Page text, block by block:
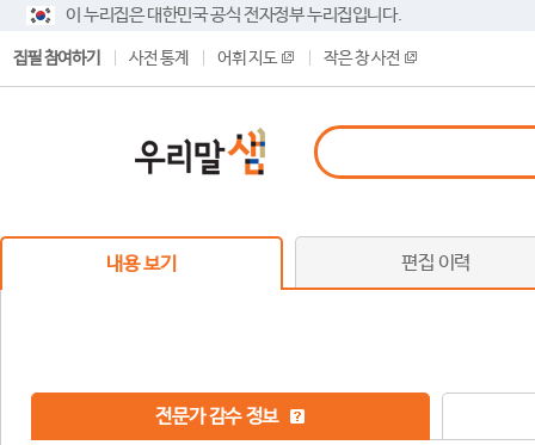
이 누리집은 대한민국 공식 전자정부 누리집입니다.
집필 참여하기 사전 통계 어휘 지도 작은 창 사전
내용 보기 편집 이력
전문가 감수 정보